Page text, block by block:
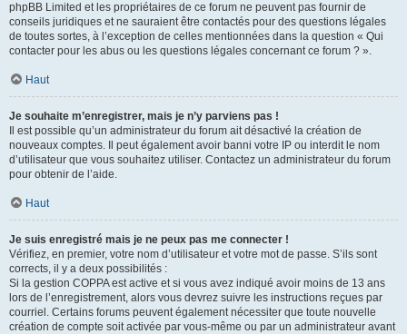
phpBB Limited et les propriétaires de ce forum ne peuvent pas fournir de
conseils juridiques et ne sauraient être contactés pour des questions légales
de toutes sortes, à l’exception de celles mentionnées dans la question « Qui
contacter pour les abus ou les questions légales concernant ce forum ? ».
Haut
Je souhaite m’enregistrer, mais je n’y parviens pas !
Il est possible qu’un administrateur du forum ait désactivé la création de
nouveaux comptes. Il peut également avoir banni votre IP ou interdit le nom
d’utilisateur que vous souhaitez utiliser. Contactez un administrateur du forum
pour obtenir de l’aide.
Haut
Je suis enregistré mais je ne peux pas me connecter !
Vérifiez, en premier, votre nom d’utilisateur et votre mot de passe. S’ils sont
corrects, il y a deux possibilités :
Si la gestion COPPA est active et si vous avez indiqué avoir moins de 13 ans
lors de l’enregistrement, alors vous devrez suivre les instructions reçues par
courriel. Certains forums peuvent également nécessiter que toute nouvelle
création de compte soit activée par vous-même ou par un administrateur avant